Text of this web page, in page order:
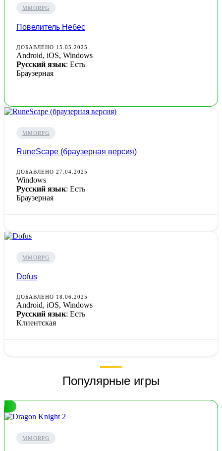
MMORPG
Повелитель Небес
ДОБАВЛЕНО 15.05.2025
Android, iOS, Windows
Русский язык: Есть
Браузерная
MMORPG
RuneScape (браузерная версия)
ДОБАВЛЕНО 27.04.2025
Windows
Русский язык: Есть
Браузерная
MMORPG
Dofus
ДОБАВЛЕНО 18.06.2025
Android, iOS, Windows
Русский язык: Есть
Клиентская
Популярные игры
MMORPG